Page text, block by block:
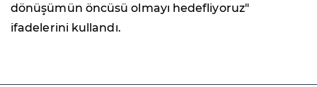
dönüşümün öncüsü olmayı hedefliyoruz"
ifadelerini kullandı.